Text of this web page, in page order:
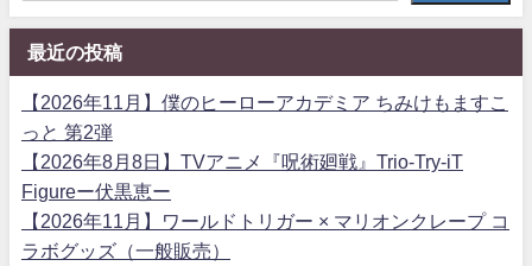
最近の投稿
【2026年11月】僕のヒーローアカデミア ちみけもますこ
っと 第2弾
【2026年8月8日】TVアニメ『呪術廻戦』Trio-Try-iT
Figureー伏黒恵ー
【2026年11月】ワールドトリガー × マリオンクレープ コ
ラボグッズ（一般販売）